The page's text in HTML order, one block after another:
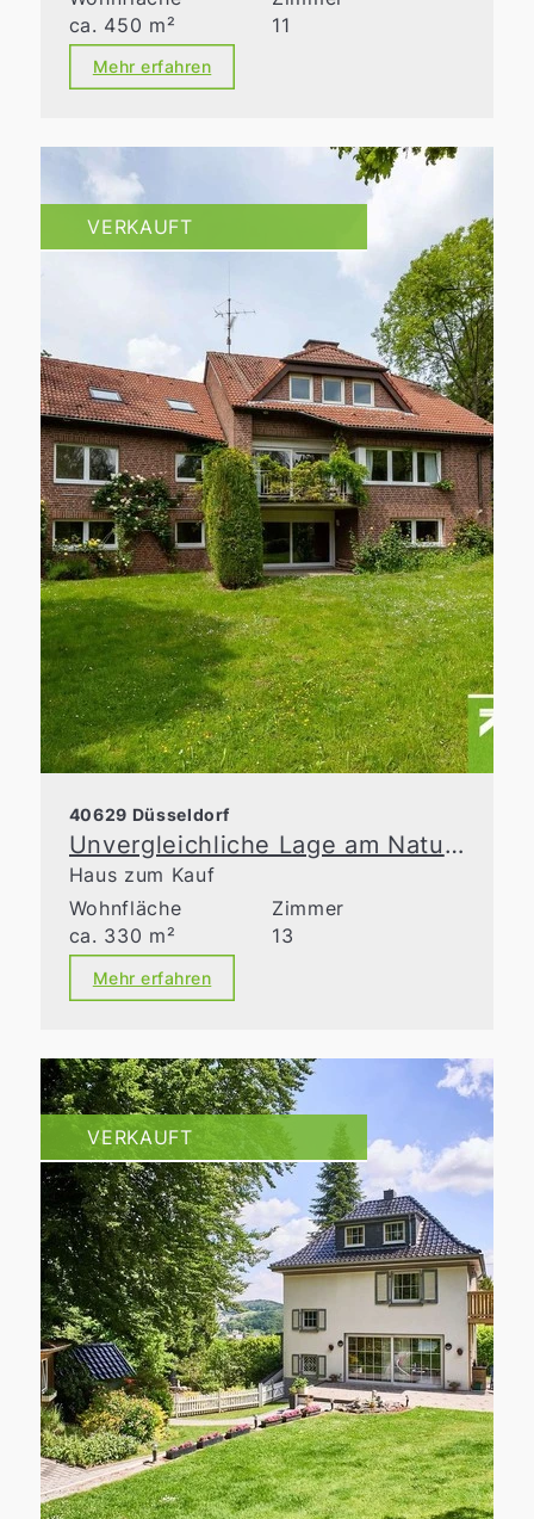
ca. 450 m² 11
Mehr erfahren
VERKAUFT
40629 Düsseldorf
Unvergleichliche Lage am Naturschutzgebiet
Haus zum Kauf
Wohnfläche
ca. 330 m²
Zimmer
13
Mehr erfahren
VERKAUFT